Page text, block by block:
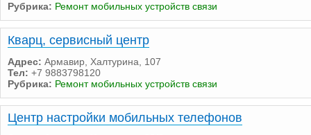
Рубрика: Ремонт мобильных устройств связи
Кварц, сервисный центр
Адрес: Армавир, Халтурина, 107
Тел: +7 9883798120
Рубрика: Ремонт мобильных устройств связи
Центр настройки мобильных телефонов